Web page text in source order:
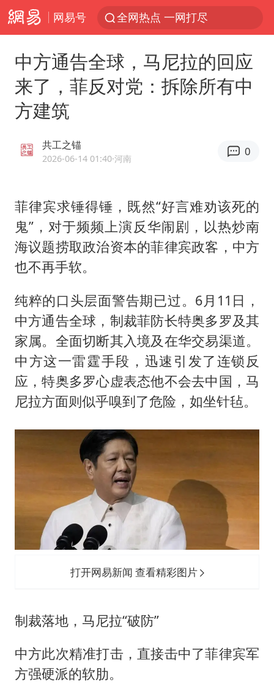
网易号 全网热点 一网打尽
中方通告全球，马尼拉的回应
来了，菲反对党：拆除所有中
方建筑
共工之锚
2026-06-14 01:40·河南
0
菲律宾求锤得锤，既然“好言难劝该死的
鬼”，对于频频上演反华闹剧，以热炒南
海议题捞取政治资本的菲律宾政客，中方
也不再手软。
纯粹的口头层面警告期已过。6月11日，
中方通告全球，制裁菲防长特奥多罗及其
家属。全面切断其入境及在华交易渠道。
中方这一雷霆手段，迅速引发了连锁反
应，特奥多罗心虚表态他不会去中国， 马
尼拉方面则似乎嗅到了危险，如坐针毡。
打开网易新闻 查看精彩图片
制裁落地，马尼拉“破防”
中方此次精准打击，直接击中了菲律宾军
方强硬派的软肋。